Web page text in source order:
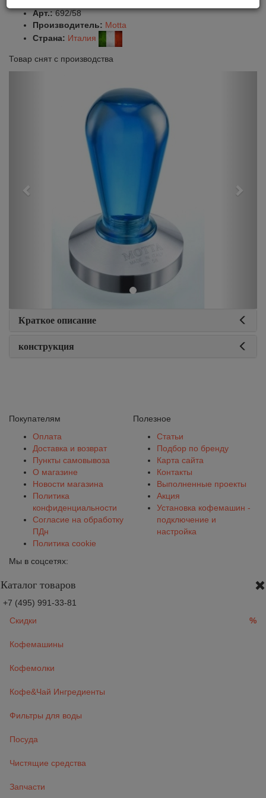
Арт.: 692/58
Производитель: Motta
Страна: Италия
Товар снят с производства
Краткое описание
конструкция
Покупателям
Оплата
Доставка и возврат
Пункты самовывоза
О магазине
Новости магазина
Политика
конфиденциальности
Согласие на обработку
ПДн
Политика cookie
Полезное
Статьи
Подбор по бренду
Карта сайта
Контакты
Выполненные проекты
Акция
Установка кофемашин -
подключение и
настройка
Мы в соцсетях:
Каталог товаров
+7 (495) 991-33-81
Скидки
%
Кофемашины
Кофемолки
Кофе&Чай Ингредиенты
Фильтры для воды
Посуда
Чистящие средства
Запчасти